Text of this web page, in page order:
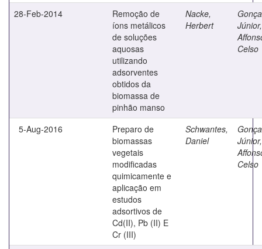
28-Feb-2014
Remoção de
íons metálicos
de soluções
aquosas
utilizando
adsorventes
obtidos da
biomassa de
pinhão manso
Nacke,
Herbert
Júnior,
Celso
5-Aug-2016
Preparo de
biomassas
vegetais
modificadas
quimicamente e
aplicação em
estudos
adsortivos de
Cd(II), Pb (II) E
Cr (III)
Schwantes,
Daniel
Júnior,
Celso